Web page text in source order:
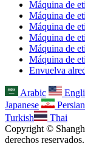
Máquina de
Máquina de
Máquina de
Máquina de
Máquina de
Máquina de
Envuelva
Arabic
Japanese
Persian
Turkish
Thai
Copyright ©
derechos